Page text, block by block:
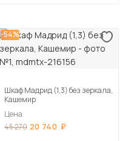
-54%
Шкаф Мадрид (1,3) без зеркала,
Кашемир
Цена
45 270 20 740